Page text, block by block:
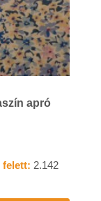
apró
felett: 2.142